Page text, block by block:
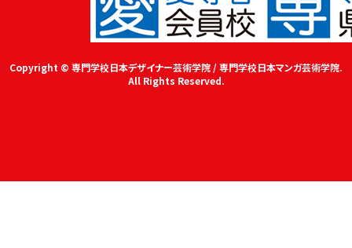
Copyright © 専門学校日本デザイナー芸術学院 / 専門学校日本マンガ芸術学院.
All Rights Reserved.